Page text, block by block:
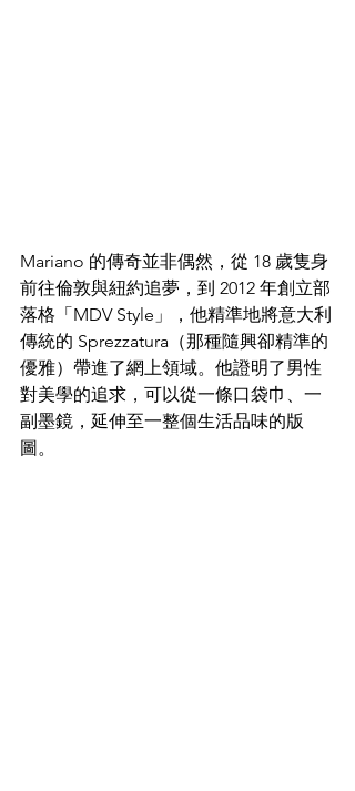
Mariano 的傳奇並非偶然，從 18 歲隻身
前往倫敦與紐約追夢，到 2012 年創立部
落格「MDV Style」，他精準地將意大利
傳統的 Sprezzatura（那種隨興卻精準的
優雅）帶進了網上領域。他證明了男性
對美學的追求，可以從一條口袋巾、一
副墨鏡，延伸至一整個生活品味的版
圖。